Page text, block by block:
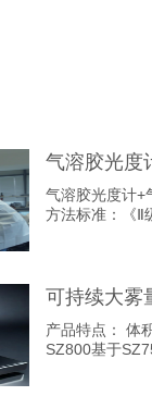
气溶胶光度计+气
方法标准：《Ⅱ
可持续大雾
产品特点： 体积小巧、电池供电、便携度高；
SZ800基于